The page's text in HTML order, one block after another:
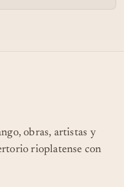
- UNO Y UNO
obras, artistas y
rioplatense con